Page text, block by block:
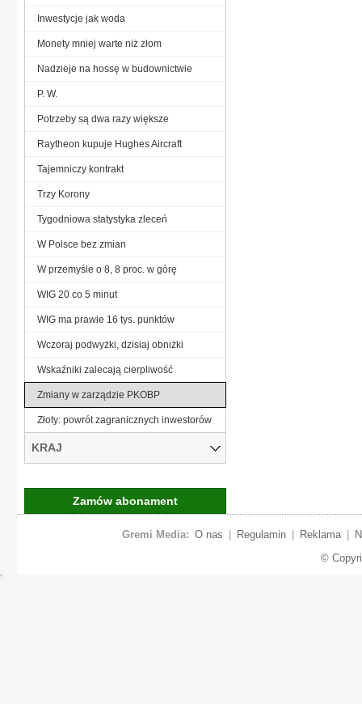
Inwestycje jak woda
Monety mniej warte niż złom
Nadzieje na hossę w budownictwie
P. W.
Potrzeby są dwa razy większe
Raytheon kupuje Hughes Aircraft
Tajemniczy kontrakt
Trzy Korony
Tygodniowa statystyka zleceń
W Polsce bez zmian
W przemyśle o 8, 8 proc. w górę
WIG 20 co 5 minut
WIG ma prawie 16 tys. punktów
Wczoraj podwyżki, dzisiaj obniżki
Wskaźniki zalecają cierpliwość
Zmiany w zarządzie PKOBP
Złoty: powrót zagranicznych inwestorów
KRAJ
Zamów abonament
Gremi Media: O nas Regulamin Reklama
©